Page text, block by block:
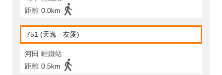
距離 0.0km
751 (天逸 - 友愛)
河田 輕鐵站
距離 0.5km